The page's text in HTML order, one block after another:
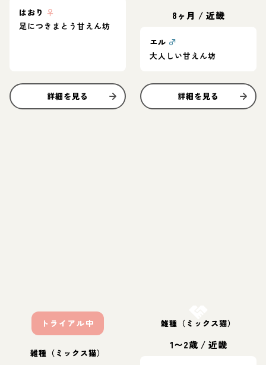
はおり ♀
足につきまとう甘えん坊
詳細を見る
8ヶ月 /近畿
エル ♂
大人しい甘えん坊
詳細を見る
トライアル中
雑種（ミックス猫）
雑種（ミックス猫）
1〜2歳 / 近畿